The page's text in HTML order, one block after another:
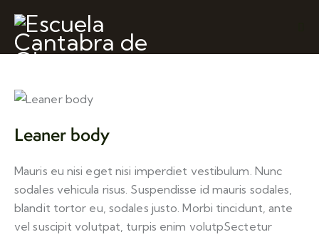
Leaner body
Mauris eu nisi eget nisi imperdiet vestibulum. Nunc
sodales vehicula risus. Suspendisse id mauris sodales,
blandit tortor eu, sodales justo. Morbi tincidunt, ante
vel suscipit volutpat, turpis enim volutpSectetur